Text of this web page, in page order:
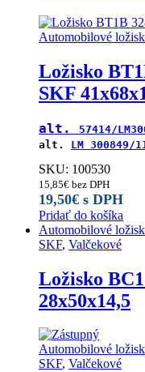
Automobilové
Ložisko
SKF
alt. 57414/
alt. LM 300849/
SKU: 100530
15,85€ bez DPH
19,50€ s DPH
Pridať do košíka
Automobilové
SKF, Valčekové
Ložisko
28x50x14,5
Automobilové
SKF, Valčekové